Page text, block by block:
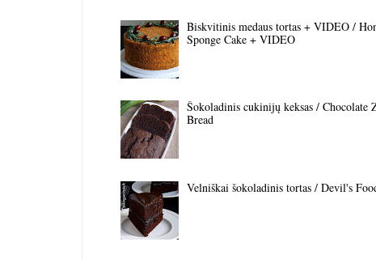
Biskvitinis medaus tortas + VIDEO /
Sponge Cake + VIDEO
Šokoladinis cukinijų keksas / Chocolate
Bread
Velniškai šokoladinis tortas / Devil's